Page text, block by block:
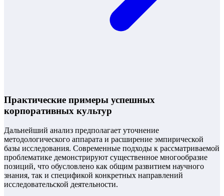
Практические примеры успешных
корпоративных культур
Дальнейший анализ предполагает уточнение
методологического аппарата и расширение эмпирической
базы исследования. Современные подходы к рассматриваемой
проблематике демонстрируют существенное многообразие
позиций, что обусловлено как общим развитием научного
знания, так и спецификой конкретных направлений
исследовательской деятельности.